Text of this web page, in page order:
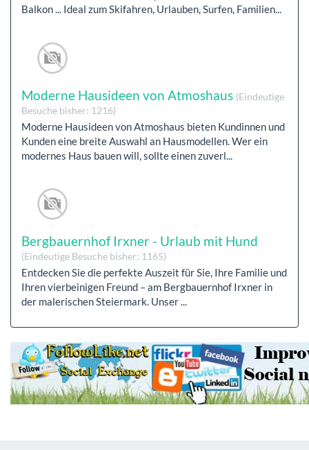
Balkon ... Ideal zum Skifahren, Urlauben, Surfen, Familien...
Moderne Hausideen von Atmoshaus (Eindeutige
Besuche bisher: 1216)
Moderne Hausideen von Atmoshaus bieten Kundinnen und
Kunden eine breite Auswahl an Hausmodellen. Wer ein
modernes Haus bauen will, sollte einen zuverl...
Bergbauernhof Irxner - Urlaub mit Hund
(Eindeutige Besuche bisher: 1165)
Entdecken Sie die perfekte Auszeit für Sie, Ihre Familie und
Ihren vierbeinigen Freund – am Bergbauernhof Irxner in
der malerischen Steiermark. Unser ...